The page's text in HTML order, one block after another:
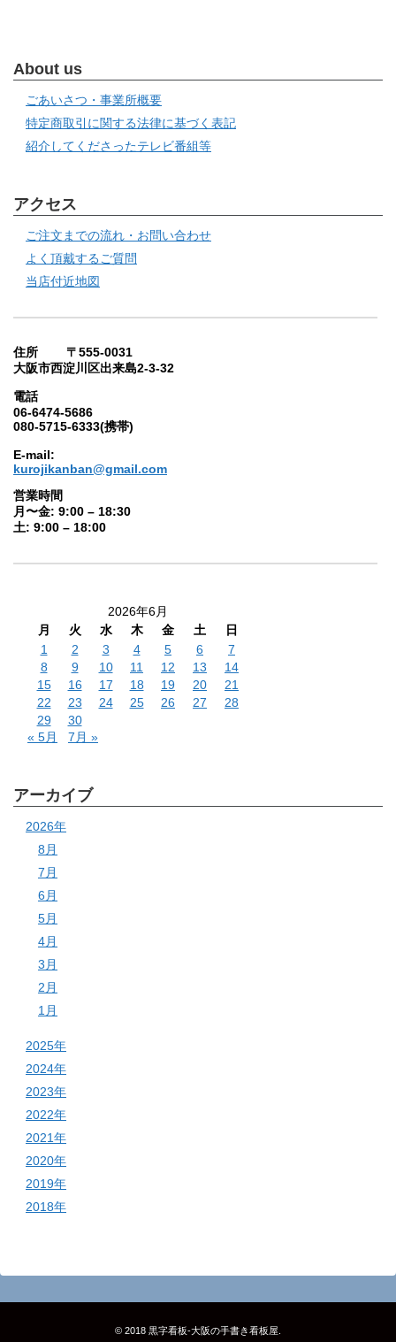
About us
ごあいさつ・事業所概要
特定商取引に関する法律に基づく表記
紹介してくださったテレビ番組等
アクセス
ご注文までの流れ・お問い合わせ
よく頂戴するご質問
当店付近地図
住所 〒555-0031
大阪市西淀川区出来島2-3-32
電話
06-6474-5686
080-5715-6333(携帯)
E-mail:
kurojikanban@gmail.com
営業時間
月〜金: 9:00 – 18:30
土: 9:00 – 18:00
2026年6月
月
火 水 木 金 土
日
1
2 3 4 5 6
7
8
9 10 11 12 13
14
15
16 17 18 19 20
21
22
23 24 25 26 27
28
29
30
« 5月
7月 »
アーカイブ
2026年
8月
7月
6月
5月
4月
3月
2月
1月
2025年
2024年
2023年
2022年
2021年
2020年
2019年
2018年
© 2018 黒字看板‐大阪の手書き看板屋